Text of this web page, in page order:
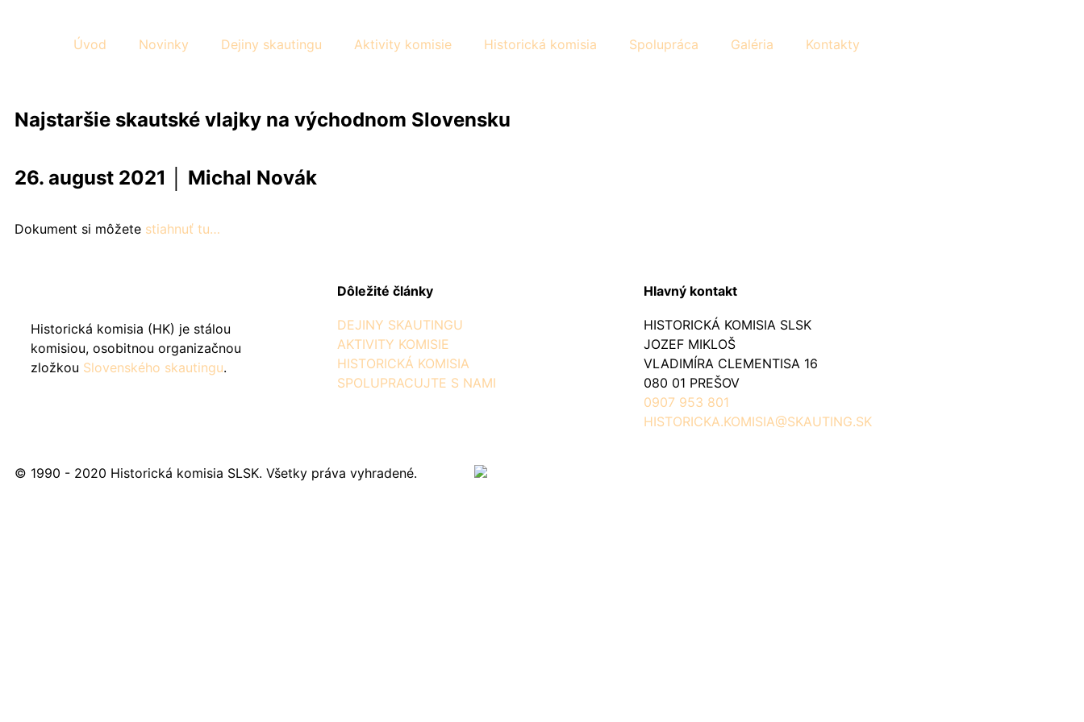
Úvod Novinky Dejiny skautingu Aktivity komisie Historická komisia Spolupráca Galéria Kontakty
Najstaršie skautské vlajky na východnom Slovensku
26. august 2021 │ Michal Novák
Dokument si môžete stiahnuť tu…
Historická komisia (HK) je stálou
komisiou, osobitnou organizačnou
zložkou Slovenského skautingu.
Dôležité články
DEJINY SKAUTINGU
AKTIVITY KOMISIE
HISTORICKÁ KOMISIA
SPOLUPRACUJTE S NAMI
Hlavný kontakt
HISTORICKÁ KOMISIA SLSK
JOZEF MIKLOŠ
VLADIMÍRA CLEMENTISA 16
080 01 PREŠOV
0907 953 801
HISTORICKA.KOMISIA@SKAUTING.SK
© 1990 - 2020 Historická komisia SLSK. Všetky práva vyhradené.